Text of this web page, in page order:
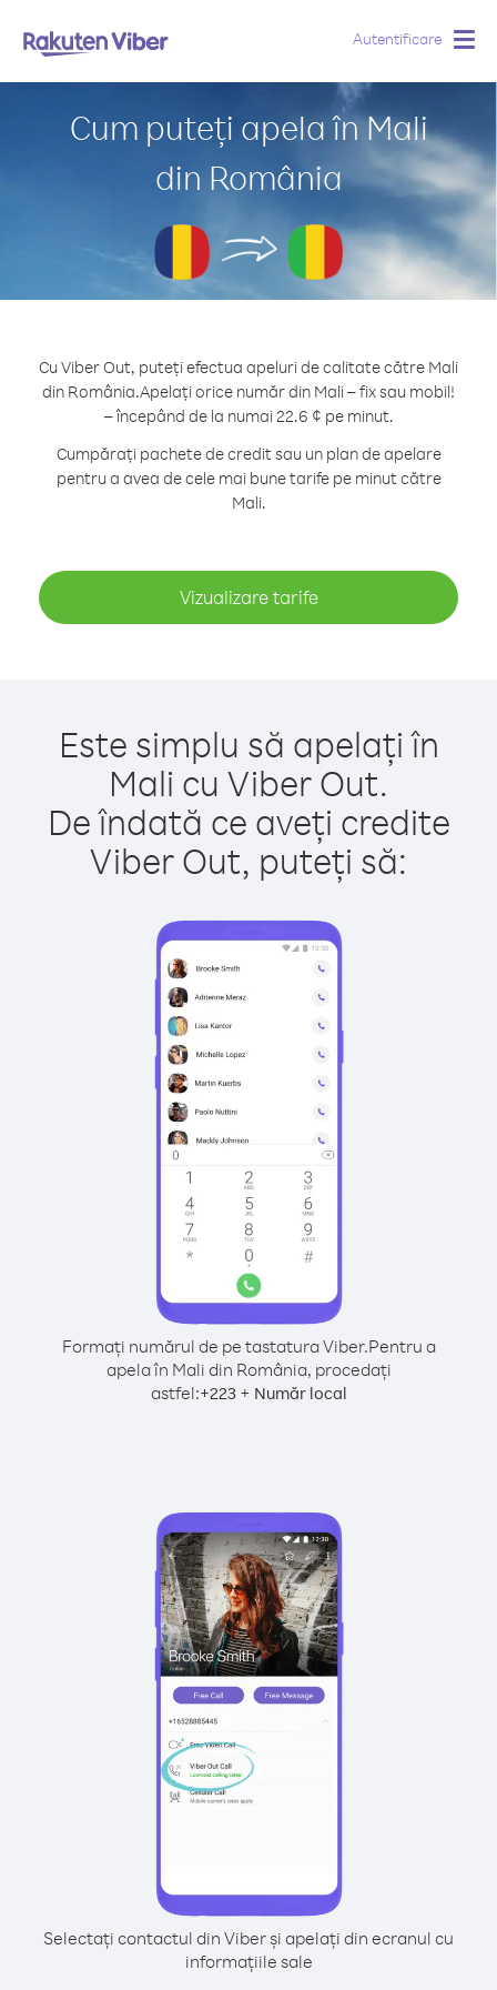
Autentificare
Cum puteți apela în Mali
din România
Cu Viber Out, puteți efectua apeluri de calitate către Mali
din România.Apelați orice număr din Mali – fix sau mobil!
– începând de la numai 22.6 ¢ pe minut.
Cumpărați pachete de credit sau un plan de apelare
pentru a avea de cele mai bune tarife pe minut către
Mali.
Vizualizare tarife
Este simplu să apelați în
Mali cu Viber Out.
De îndată ce aveți credite
Viber Out, puteți să:
Formați numărul de pe tastatura Viber.Pentru a
apela în Mali din România, procedați
astfel:+223+ Număr local
Selectați contactul din Viber și apelați din ecranul cu
informațiile sale